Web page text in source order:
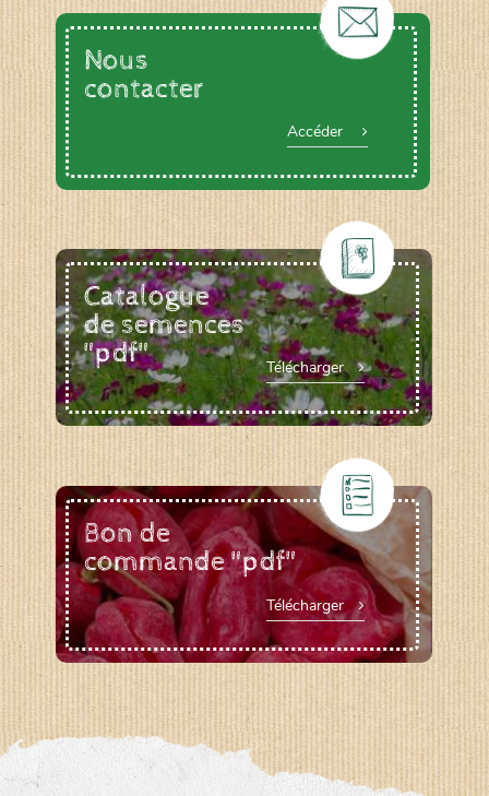
Nous
contacter
Accéder
Catalogue
de semences
"pdf"
Télécharger
Bon de
commande "pdf"
Télécharger